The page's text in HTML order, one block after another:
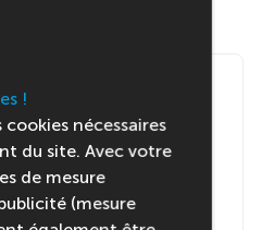
!
nécessaires
du site. Avec votre
de mesure
(mesure